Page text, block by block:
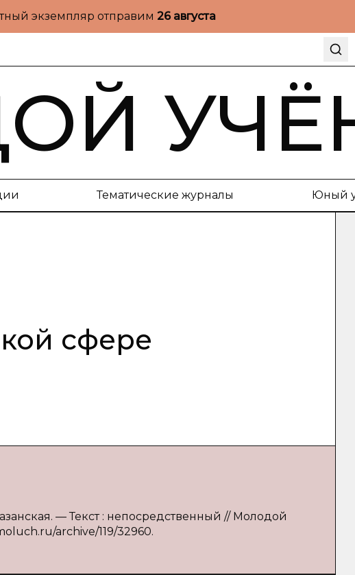
экземпляр отправим 26 августа
Тематические журналы Юный
сфере
— Текст : непосредственный // Молодой
archive/119/32960.